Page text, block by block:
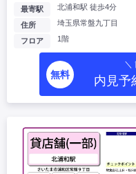
最寄駅 北浦和駅 徒歩4分
住所 埼玉県常盤九丁目
フロア 1階
無料
＼
内見予